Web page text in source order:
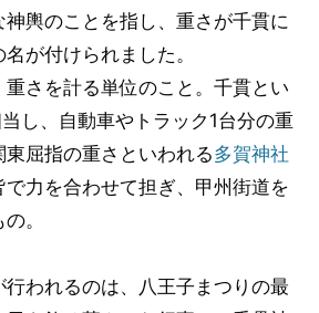
輿のことを指し、重さが千貫に
が付けられました。
重さを計る単位のこと。千貫とい
し、自動車やトラック1台分の重
屈指の重さといわれる多賀神社
力を合わせて担ぎ、甲州街道を
。
行われるのは、八王子まつりの最